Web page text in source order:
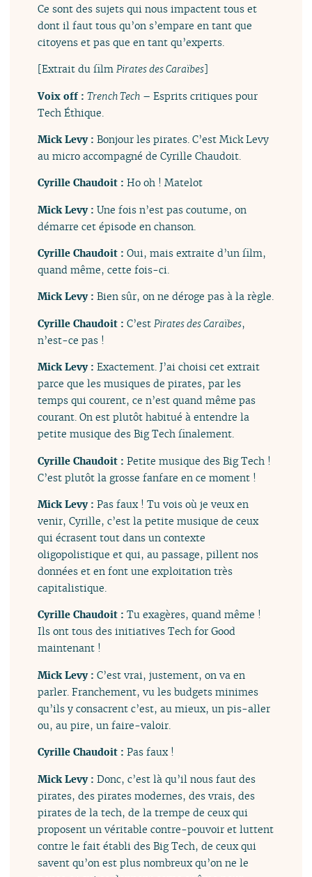
Ce sont des sujets qui nous impactent tous et
dont il faut tous qu’on s’empare en tant que
citoyens et pas que en tant qu’experts.
[Extrait du filmPirates des Caraïbes]
Voix off :Trench Tech – Esprits critiques pour
Tech Éthique.
Mick Levy :Bonjour les pirates. C’est Mick Levy
au micro accompagné de Cyrille Chaudoit.
Cyrille Chaudoit :Ho oh ! Matelot
Mick Levy :Une fois n’est pas coutume, on
démarre cet épisode en chanson.
Cyrille Chaudoit :Oui, mais extraite d’un film,
quand même, cette fois-ci.
Mick Levy :Bien sûr, on ne déroge pas à la règle.
Cyrille Chaudoit :C’estPirates des Caraïbes,
n’est-ce pas !
Mick Levy :Exactement. J’ai choisi cet extrait
parce que les musiques de pirates, par les
temps qui courent, ce n’est quand même pas
courant. On est plutôt habitué à entendre la
petite musique des Big Tech finalement.
Cyrille Chaudoit :Petite musique des Big Tech !
C’est plutôt la grosse fanfare en ce moment !
Mick Levy :Pas faux ! Tu vois où je veux en
venir, Cyrille, c’est la petite musique de ceux
qui écrasent tout dans un contexte
oligopolistique et qui, au passage, pillent nos
données et en font une exploitation très
capitalistique.
Cyrille Chaudoit :Tu exagères, quand même !
Ils ont tous des initiatives Tech for Good
maintenant !
Mick Levy :C’est vrai, justement, on va en
parler. Franchement, vu les budgets minimes
qu’ils y consacrent c’est, au mieux, un pis-aller
ou, au pire, un faire-valoir.
Cyrille Chaudoit :Pas faux !
Mick Levy :Donc, c’est là qu’il nous faut des
pirates, des pirates modernes, des vrais, des
pirates de la tech, de la trempe de ceux qui
proposent un véritable contre-pouvoir et luttent
contre le fait établi des Big Tech, de ceux qui
savent qu’on est plus nombreux qu’on ne le